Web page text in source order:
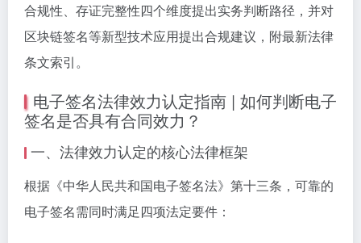
合规性、存证完整性四个维度提出实务判断路径，并对
区块链签名等新型技术应用提出合规建议，附最新法律
条文索引。
电子签名法律效力认定指南 | 如何判断电子
签名是否具有合同效力？
一、法律效力认定的核心法律框架
根据《中华人民共和国电子签名法》第十三条，可靠的
电子签名需同时满足四项法定要件：